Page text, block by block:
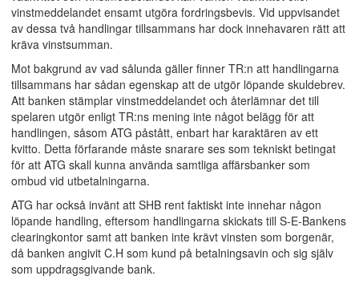
vinstmeddelandet ensamt utgöra fordringsbevis. Vid uppvisandet
av dessa två handlingar tillsammans har dock innehavaren rätt att
kräva vinstsumman.
Mot bakgrund av vad sålunda gäller finner TR:n att handlingarna
tillsammans har sådan egenskap att de utgör löpande skuldebrev.
Att banken stämplar vinstmeddelandet och återlämnar det till
spelaren utgör enligt TR:ns mening inte något belägg för att
handlingen, såsom ATG påstått, enbart har karaktären av ett
kvitto. Detta förfarande måste snarare ses som tekniskt betingat
för att ATG skall kunna använda samtliga affärsbanker som
ombud vid utbetalningarna.
ATG har också invänt att SHB rent faktiskt inte innehar någon
löpande handling, eftersom handlingarna skickats till S-E-Bankens
clearingkontor samt att banken inte krävt vinsten som borgenär,
då banken angivit C.H som kund på betalningsavin och sig själv
som uppdragsgivande bank.